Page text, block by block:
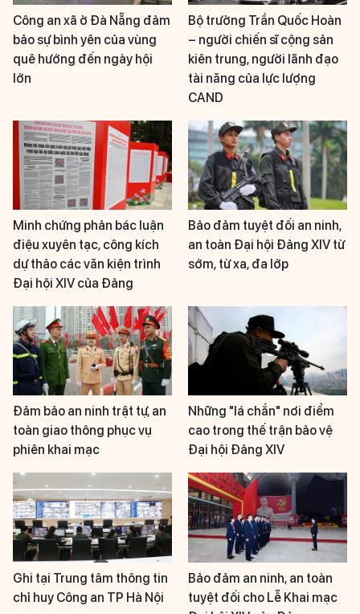
Công an xã ở Đà Nẵng đảm
bảo sự bình yên của vùng
quê hướng đến ngày hội
lớn
Bộ trưởng Trần Quốc Hoàn
– người chiến sĩ cộng sản
kiên trung, người lãnh đạo
tài năng của lực lượng
CAND
Minh chứng phản bác luận
điệu xuyên tạc, công kích
dự thảo các văn kiện trình
Đại hội XIV của Đảng
Bảo đảm tuyệt đối an ninh,
an toàn Đại hội Đảng XIV từ
sớm, từ xa, đa lớp
Đảm bảo an ninh trật tự, an
toàn giao thông phục vụ
phiên khai mạc
Những "lá chắn" nơi điểm
cao trong thế trận bảo vệ
Đại hội Đảng XIV
Ghi tại Trung tâm thông tin
chỉ huy Công an TP Hà Nội
Bảo đảm an ninh, an toàn
tuyệt đối cho Lễ Khai mạc